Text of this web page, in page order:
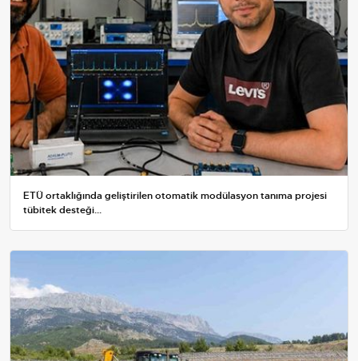
ETÜ ortaklığında geliştirilen otomatik modülasyon tanıma projesi
tübitek desteği...